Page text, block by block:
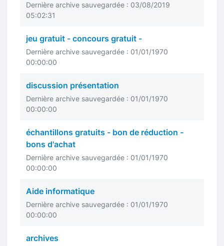
Dernière archive sauvegardée : 03/08/2019
05:02:31
jeu gratuit - concours gratuit -
Dernière archive sauvegardée : 01/01/1970
00:00:00
discussion présentation
Dernière archive sauvegardée : 01/01/1970
00:00:00
échantillons gratuits - bon de réduction -
bons d'achat
Dernière archive sauvegardée : 01/01/1970
00:00:00
Aide informatique
Dernière archive sauvegardée : 01/01/1970
00:00:00
archives